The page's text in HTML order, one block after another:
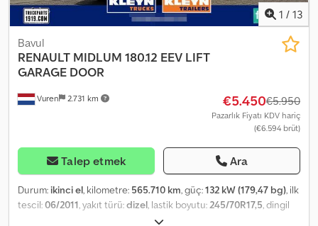
1 / 13
Vuren 2.731 km
Bavul
RENAULT MIDLUM 180.12 EEV LIFT
GARAGE DOOR
€5.450€5.950
Pazarlık Fiyatı KDV hariç
(€6.594 brüt)
Talep etmek Ara
Durum: ikinci el, kilometre: 565.710 km, güç:132 kW (179,47 bg), ilk
tescil:06/2011 , yakıt türü:dizel , lastik boyutu: 245/70R17,5 , dingil
, dingil mesafesi: